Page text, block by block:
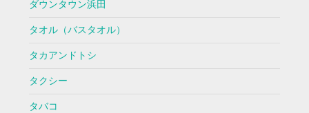
ダウンタウン浜田
タオル（バスタオル）
タカアンドトシ
タクシー
タバコ